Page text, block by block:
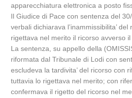
apparecchiatura elettronica a posto
Il Giudice di Pace con sentenza del
verbali dichiarava l’inammissibilita’ del
rigettava nel merito il ricorso avverso il
La sentenza, su appello della
riformata dal Tribunale di Lodi con
escludeva la tardivita’ del ricorso con
tuttavia lo rigettava nel merito; con
confermava il rigetto del ricorso nel